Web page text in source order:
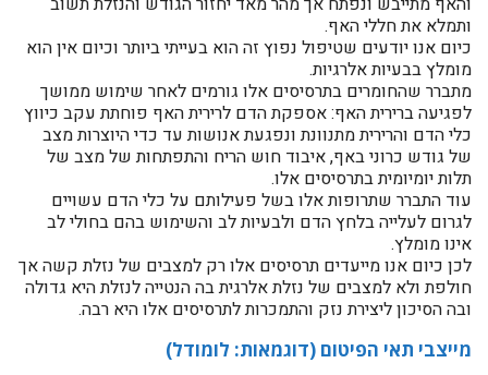
ותמלא את חללי האף.
כיום אנו יודעים שטיפול נפוץ זה הוא בעייתי ביותר וכיום אין הוא
מומלץ בבעיות אלרגיות.
מתברר שהחומרים בתרסיסים אלו גורמים לאחר שימוש ממושך
לפגיעה ברירית האף: אספקת הדם לרירית האף פוחתת עקב כיווץ
כלי הדם והרירית מתנוונת ונפגעת אנושות עד כדי היוצרות מצב
של גודש כרוני באף, איבוד חוש הריח והתפתחות של מצב של
תלות יומיומית בתרסיסים אלו.
עוד התברר שתרופות אלו בשל פעילותם על כלי הדם עשויים
לגרום לעלייה בלחץ הדם ולבעיות לב והשימוש בהם בחולי לב
אינו מומלץ.
לכן כיום אנו מייעדים תרסיסים אלו רק למצבים של נזלת קשה אך
חולפת ולא למצבים של נזלת אלרגית בה הנטייה לנזלת היא גדולה
ובה הסיכון ליצירת נזק והתמכרות לתרסיסים אלו היא רבה.
מייצבי תאי הפיטום (דוגמאות: לומודל)